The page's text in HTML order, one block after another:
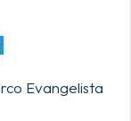
Evangelista